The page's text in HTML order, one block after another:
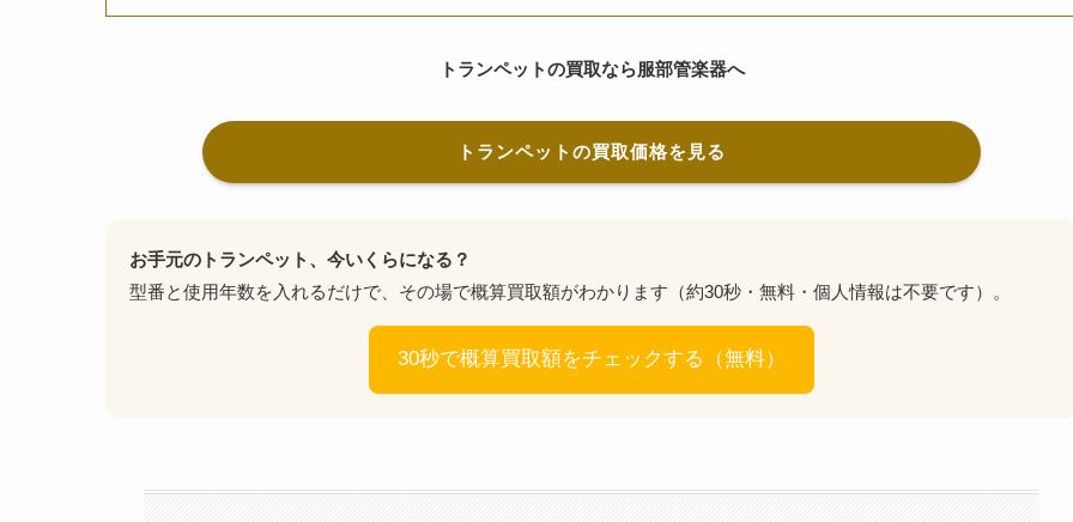
トランペットの買取なら服部管楽器へ
トランペットの買取価格を見る
お手元のトランペット、今いくらになる？
型番と使用年数を入れるだけで、その場で概算買取額がわかります（約30秒・無料・個人情報は不要です）。
30秒で概算買取額をチェックする（無料）